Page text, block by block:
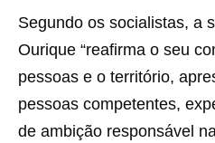
Segundo os socialistas, a
Ourique “reafirma o seu
pessoas e o território,
pessoas competentes,
de ambição responsável